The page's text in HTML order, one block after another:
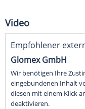
Video
Empfohlener
Glomex GmbH
Wir benötigen Ihre
eingebundenen Inhalt
diesen mit einem Klick
deaktivieren.